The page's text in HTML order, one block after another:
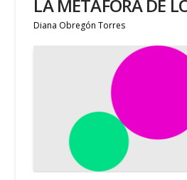
LA METÁFORA DE
Diana Obregón Torres